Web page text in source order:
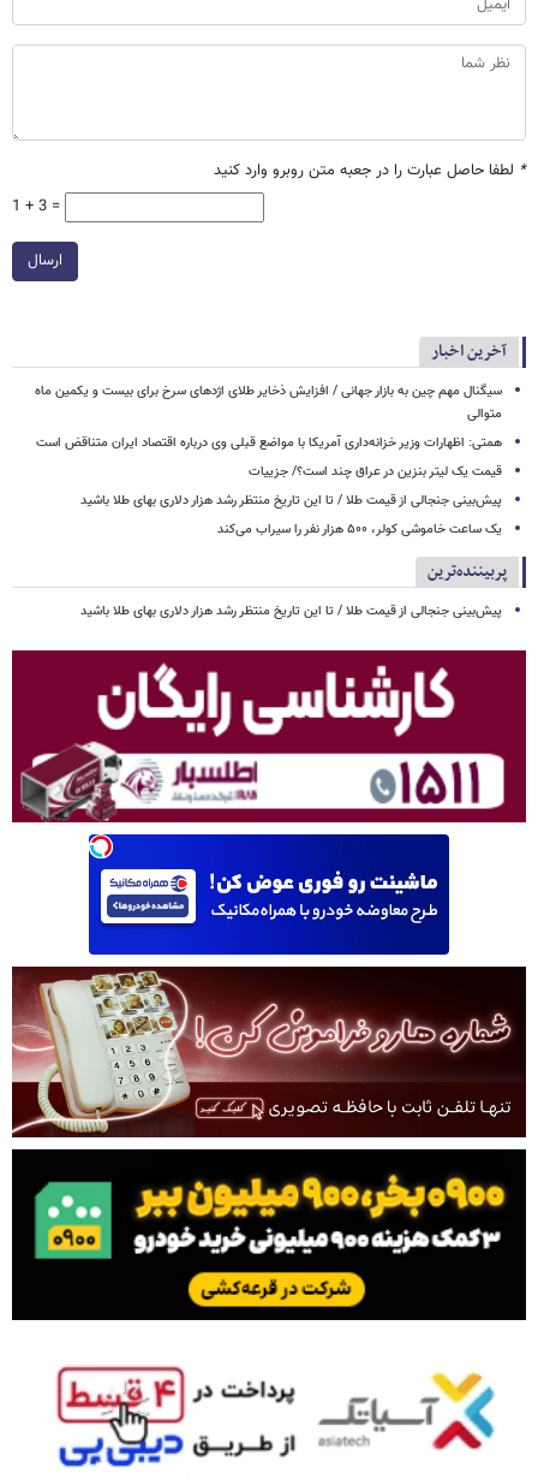
* لطفا حاصل عبارت را در جعبه متن روبرو وارد کنید
1 + 3 =
ارسال
آخرین اخبار
سیگنال‌ مهم چین به بازار جهانی / افزایش ذخایر طلای اژدهای سرخ برای بیست و یکمین ماه
متوالی
همتی: اظهارات وزیر خزانه‌داری آمریکا با مواضع قبلی وی درباره اقتصاد ایران متناقض است
قیمت یک لیتر بنزین در عراق چند است؟/ جزییات
پیش‌بینی جنجالی از قیمت طلا / تا این تاریخ منتظر رشد هزار دلاری بهای طلا باشید
یک ساعت خاموشی کولر، ۵۰۰ هزار نفر را سیراب می‌کند
پربیننده‌ترین
پیش‌بینی جنجالی از قیمت طلا / تا این تاریخ منتظر رشد هزار دلاری بهای طلا باشید